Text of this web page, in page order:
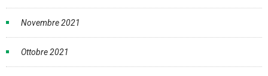
Novembre 2021
Ottobre 2021